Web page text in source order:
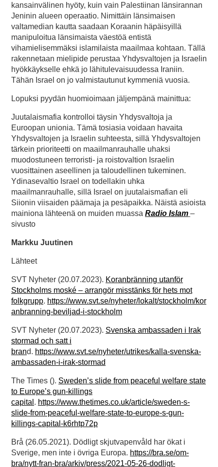
kansainvälinen hyöty, kuin vain Palestiinan länsirannan
Jeninin alueen operaatio. Nimittäin länsimaisen
valtamedian kautta saadaan Koraanin häpäisyillä
manipuloitua länsimaista väestöä entistä
vihamielisemmäksi islamilaista maailmaa kohtaan. Tällä
rakennetaan mielipide perustaa Yhdysvaltojen ja Israelin
hyökkäykselle ehkä jo lähitulevaisuudessa Iraniin.
Tähän Israel on jo valmistautunut kymmeniä vuosia.
Lopuksi pyydän huomioimaan jäljempänä mainittua:
Juutalaismafia kontrolloi täysin Yhdysvaltoja ja
Euroopan unionia. Tämä tosiasia voidaan havaita
Yhdysvaltojen ja Israelin suhteesta, sillä Yhdysvaltojen
tärkein prioriteetti on maailmanrauhalle uhaksi
muodostuneen terroristi- ja roistovaltion Israelin
vuosittainen aseellinen ja taloudellinen tukeminen.
Ydinasevaltio Israel on todellakin uhka
maailmanrauhalle, sillä Israel on juutalaismafian eli
Siionin viisaiden päämaja ja pesäpaikka. Näistä asioista
mainiona lähteenä on muiden muassa Radio Islam –
sivusto
Markku Juutinen
Lähteet
SVT Nyheter (20.07.2023). Koranbränning utanför
Stockholms moské – arrangör misstänks för hets mot
folkgrupp. https://www.svt.se/nyheter/lokalt/stockholm/kor
anbranning-beviljad-i-stockholm
SVT Nyheter (20.07.2023). Svenska ambassaden i Irak
stormad och satt i
brand. https://www.svt.se/nyheter/utrikes/kalla-svenska-
ambassaden-i-irak-stormad
The Times (). Sweden’s slide from peaceful welfare state
to Europe’s gun-killings
capital . https://www.thetimes.co.uk/article/sweden-s-
slide-from-peaceful-welfare-state-to-europe-s-gun-
killings-capital-k6rhtp72p
Brå (26.05.2021). Dödligt skjutvapenvåld har ökat i
Sverige, men inte i övriga Europa. https://bra.se/om-
bra/nytt-fran-bra/arkiv/press/2021-05-26-dodligt-